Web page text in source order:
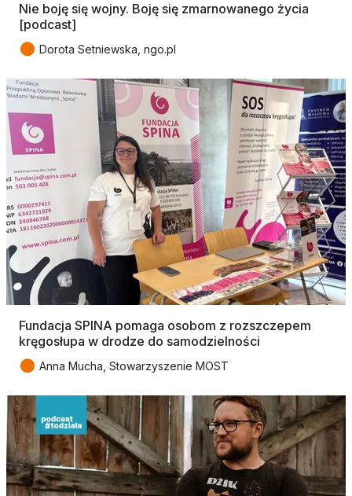
Nie boję się wojny. Boję się zmarnowanego życia
[podcast]
● Dorota Setniewska, ngo.pl
Fundacja SPINA pomaga osobom z rozszczepem
kręgosłupa w drodze do samodzielności
● Anna Mucha, Stowarzyszenie MOST